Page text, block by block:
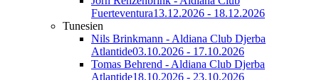
Fuerteventura13.12.2026 - 18.12.2026
Tunesien
Nils Brinkmann - Aldiana Club Djerba
Atlantide03.10.2026 - 17.10.2026
Tomas Behrend - Aldiana Club Djerba
Atlantide18.10.2026 - 23.10.2026